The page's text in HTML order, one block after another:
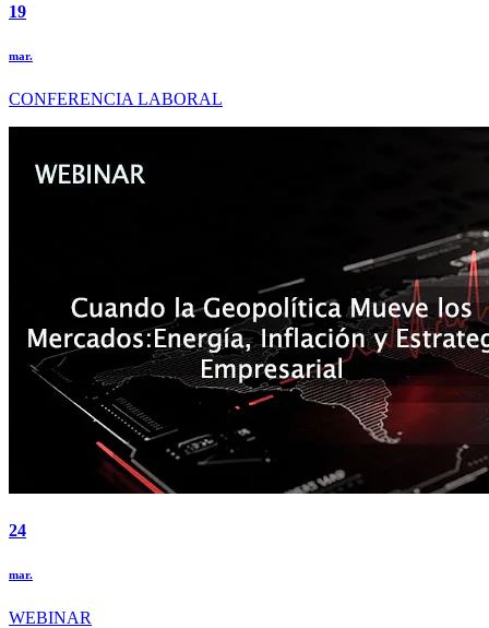
19
mar.
CONFERENCIA LABORAL
24
mar.
WEBINAR